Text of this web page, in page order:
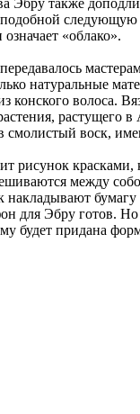
Эбру также
следующую
«облако».
натуральные
конского волоса.
растущего
смолистый воск,
рисунок красками,
между
накладывают
для Эбру готов. Но
будет придана